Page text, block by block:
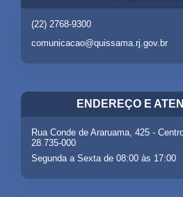
(22) 2768-9300
comunicacao@quissama.rj.gov.br
ENDEREÇO E
Rua Conde de Araruama, 425 -
28.735-000
Segunda a Sexta de 08:00 às 17:00